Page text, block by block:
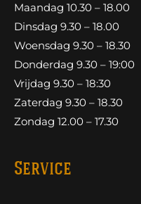
Maandag 10.30 – 18.00
Dinsdag 9.30 – 18.00
Woensdag 9.30 – 18.30
Donderdag 9.30 – 19:00
Vrijdag 9.30 – 18:30
Zaterdag 9.30 – 18.30
Zondag 12.00 – 17.30
Service